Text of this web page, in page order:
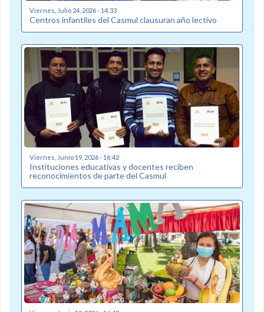
Viernes, Julio 24, 2026 - 14:33
Centros infantiles del Casmul clausuran año lectivo
Viernes, Junio 19, 2026 - 16:42
Instituciones educativas y docentes reciben
reconocimientos de parte del Casmul